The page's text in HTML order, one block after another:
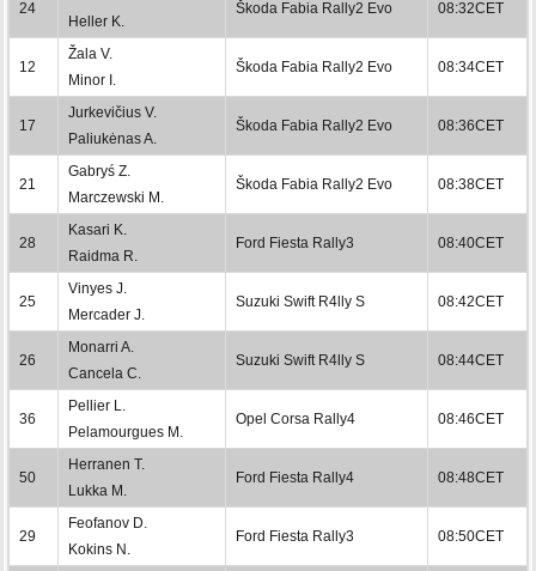
24
Heller K.
Škoda Fabia Rally2 Evo 08:32CET
12
Žala V.
Minor I.
Škoda Fabia Rally2 Evo 08:34CET
17
Jurkevičius V.
Paliukėnas A.
Škoda Fabia Rally2 Evo 08:36CET
21
Gabryś Z.
Marczewski M.
Škoda Fabia Rally2 Evo 08:38CET
28
Kasari K.
Raidma R.
Ford Fiesta Rally3 08:40CET
25
Vinyes J.
Mercader J.
Suzuki Swift R4lly S 08:42CET
26
Monarri A.
Cancela C.
Suzuki Swift R4lly S 08:44CET
36
Pellier L.
Pelamourgues M.
Opel Corsa Rally4 08:46CET
50
Herranen T.
Lukka M.
Ford Fiesta Rally4 08:48CET
29
Feofanov D.
Kokins N.
Ford Fiesta Rally3 08:50CET